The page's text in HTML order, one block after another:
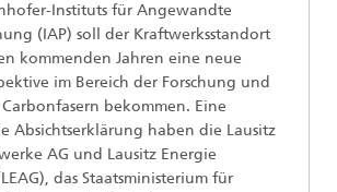
Instituts für Angewandte
(IAP) soll der Kraftwerksstandort
kommenden Jahren eine neue
im Bereich der Forschung und
bekommen. Eine
Absichtserklärung haben die Lausitz
AG und Lausitz Energie
das Staatsministerium für